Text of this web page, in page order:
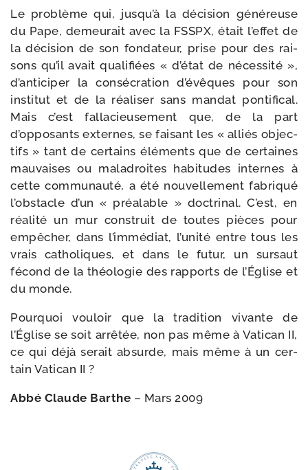
Le pro­blème qui, jusqu’à la déci­sion géné­reuse
du Pape, demeu­rait avec la FSSPX, était l’effet de
la déci­sion de son fon­da­teur, prise pour des rai­
sons qu’il avait qua­li­fiées « d’état de néces­si­té »,
d’anticiper la consé­cra­tion d’évêques pour son
ins­ti­tut et de la réa­li­ser sans man­dat pon­ti­fi­cal.
Mais c’est fal­la­cieu­se­ment que, de la part
d’opposants externes, se fai­sant les « alliés objec­
tifs » tant de cer­tains élé­ments que de cer­taines
mau­vaises ou mal­adroites habi­tudes internes à
cette com­mu­nau­té, a été nou­vel­le­ment fabri­qué
l’obstacle d’un « préa­lable » doc­tri­nal. C’est, en
réa­li­té un mur construit de toutes pièces pour
empê­cher, dans l’immédiat, l’unité entre tous les
vrais catho­liques, et dans le futur, un sur­saut
fécond de la théo­lo­gie des rap­ports de l’Église et
du monde.
Pourquoi vou­loir que la tra­di­tion vivante de
l’Église se soit arrê­tée, non pas même à Vatican II,
ce qui déjà serait absurde, mais même à un cer­
tain Vatican II ?
Abbé Claude Barthe – Mars 2009